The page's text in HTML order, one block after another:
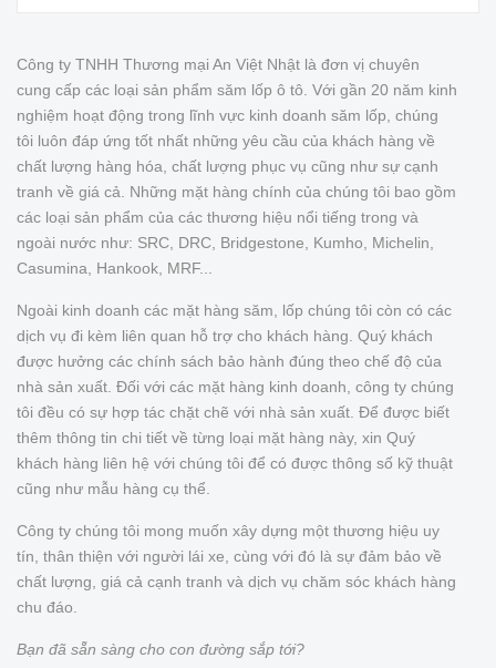
Công ty TNHH Thương mại An Việt Nhật là đơn vị chuyên
cung cấp các loại sản phẩm săm lốp ô tô. Với gần 20 năm kinh
nghiệm hoạt động trong lĩnh vực kinh doanh săm lốp, chúng
tôi luôn đáp ứng tốt nhất những yêu cầu của khách hàng về
chất lượng hàng hóa, chất lượng phục vụ cũng như sự cạnh
tranh về giá cả. Những mặt hàng chính của chúng tôi bao gồm
các loại sản phẩm của các thương hiệu nổi tiếng trong và
ngoài nước như: SRC, DRC, Bridgestone, Kumho, Michelin,
Casumina, Hankook, MRF...
Ngoài kinh doanh các mặt hàng săm, lốp chúng tôi còn có các
dịch vụ đi kèm liên quan hỗ trợ cho khách hàng. Quý khách
được hưởng các chính sách bảo hành đúng theo chế độ của
nhà sản xuất. Đối với các mặt hàng kinh doanh, công ty chúng
tôi đều có sự hợp tác chặt chẽ với nhà sản xuất. Để được biết
thêm thông tin chi tiết về từng loại mặt hàng này, xin Quý
khách hàng liên hệ với chúng tôi để có được thông số kỹ thuật
cũng như mẫu hàng cụ thể.
Công ty chúng tôi mong muốn xây dựng một thương hiệu uy
tín, thân thiện với người lái xe, cùng với đó là sự đảm bảo về
chất lượng, giá cả cạnh tranh và dịch vụ chăm sóc khách hàng
chu đáo.
Bạn đã sẵn sàng cho con đường sắp tới?